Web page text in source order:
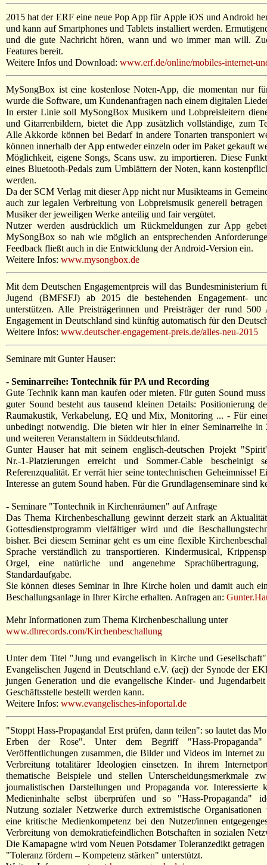
2015 hat der ERF eine neue Pop App für Apple iOS und Android
und kann auf Smartphones und Tablets installiert werden.
und die gute Nachricht hören, wann und wo immer man will.
Features bereit.
Weitere Infos und Download: www.erf.de/online/mobiles-internet-
MySongBox ist eine kostenlose Noten-App, die momentan nur
wurde die Software, um Kundenanfragen nach einem digitalen
In erster Linie soll MySongBox Musikern und Lobpreisleitern
und Gitarrenbildern, bietet die App zusätzlich vollständige, zum
Alle Akkorde können bei Bedarf in andere Tonarten transponiert
können innerhalb der App entweder einzeln oder im Paket gekauft
Möglichkeit, eigene Songs, Scans usw. zu importieren. Diese
eines Bluetooth-Pedals zum Umblättern der Noten, kann
werden.
Da der SCM Verlag mit dieser App nicht nur Musikteams in
auch zur legalen Verbreitung von Lobpreismusik generell
Musiker der jeweiligen Werke anteilig und fair vergütet.
Nutzer werden ausdrücklich um Rückmeldungen zur App
MySongBox so nah wie möglich an entsprechenden
Feedback fließt auch in die Entwicklung der Android-Version ein.
Weitere Infos: www.mysongbox.de
Mit dem Deutschen Engagementpreis will das Bundesministerium
Jugend (BMFSFJ) ab 2015 die bestehenden Engagement-
unterstützen. Alle Preisträgerinnen und Preisträger der rund
Engagement in Deutschland sind künftig automatisch für den
Weitere Infos: www.deutscher-engagement-preis.de/alles-neu-2015
Seminare mit Gunter Hauser:
- Seminarreihe: Tontechnik für PA und Recording
Gute Technik kann man kaufen oder mieten. Für guten Sound
guter Sound besteht aus tausend kleinen Details: Positionierung
Raumakustik, Verkabelung, EQ und Mix, Monitoring ... - Für
unbedingt notwendig. Die bieten wir hier in einer Seminarreihe in
und weiteren Veranstaltern in Süddeutschland.
Gunter Hauser hat mit seinem englisch-deutschen Projekt
Nr.-1-Platzierungen erreicht und Sommer-Cable bescheinigt
Referenzqualität. Er verrät hier seine tontechnischen Geheimnisse!
Interesse an gutem Sound haben. Für die Grundlagenseminare sind
- Seminare "Tontechnik in Kirchenräumen" auf Anfrage
Das Thema Kirchenbeschallung gewinnt derzeit stark an
Gottesdienstprogramm vielfältiger wird und die
bisher. Bei diesem Seminar geht es um eine flexible
Sprache verständlich zu transportieren. Kindermusical,
Orgel, eine natürliche und angenehme
Standardaufgabe.
Sie können dieses Seminar in Ihre Kirche holen und damit auch
Beschallungsanlage in Ihrer Kirche erhalten. Anfragen an:
Mehr Informationen zum Thema Kirchenbeschallung unter
www.dhrecords.com/Kirchenbeschallung
Unter dem Titel "Jung und evangelisch in Kirche und
Evangelischen Jugend in Deutschland e.V. (aej) der Synode der
jungen Generation und die evangelische Kinder- und
Geschäftsstelle bestellt werden kann.
Weitere Infos: www.evangelisches-infoportal.de
"Stoppt Hass-Propaganda! Erst prüfen, dann teilen": so lautet das
Erben der Rose". Unter dem Begriff "Hass-
Veröffentlichungen zusammen, die Bilder und Videos im Internet
Verbreitung totalitärer Ideologien einsetzen. In ihrem
thematische Beispiele und stellen Unterscheidungsmerkmale
journalistischen Darstellungen und Propaganda vor. Interessierte
Medieninhalte selbst überprüfen und so "Hass-Propaganda"
Nutzung sozialer Netzwerke durch extremistische
eine kritische Medienkompetenz bei den Nutzer/innen
Verbreitung von demokratiefeindlichen Botschaften in sozialen
Die Kamapagne wird vom Neuen Potsdamer Toleranzedikt
"Toleranz fördern – Kompetenz stärken" unterstützt.